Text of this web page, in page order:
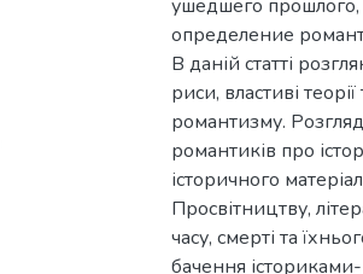
ушедшего прошлого,
определение
В даній статті
риси, властиві
романтизму.
романтиків про
історичного
Просвітництву,
часу, смерті та
бачення